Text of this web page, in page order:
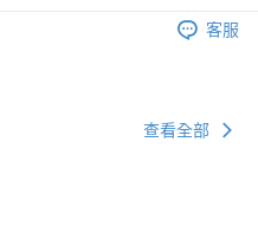
客服
查看全部